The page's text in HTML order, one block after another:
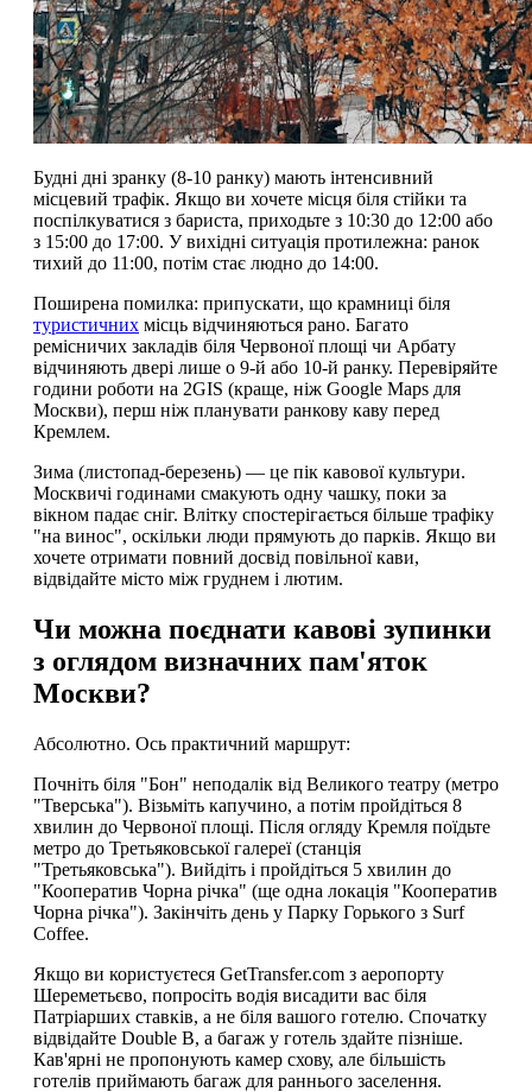
Будні дні зранку (8-10 ранку) мають інтенсивний
місцевий трафік. Якщо ви хочете місця біля стійки та
поспілкуватися з бариста, приходьте з 10:30 до 12:00 або
з 15:00 до 17:00. У вихідні ситуація протилежна: ранок
тихий до 11:00, потім стає людно до 14:00.
Поширена помилка: припускати, що крамниці біля
туристичних місць відчиняються рано. Багато
ремісничих закладів біля Червоної площі чи Арбату
відчиняють двері лише о 9-й або 10-й ранку. Перевіряйте
години роботи на 2GIS (краще, ніж Google Maps для
Москви), перш ніж планувати ранкову каву перед
Кремлем.
Зима (листопад-березень) — це пік кавової культури.
Москвичі годинами смакують одну чашку, поки за
вікном падає сніг. Влітку спостерігається більше трафіку
"на винос", оскільки люди прямують до парків. Якщо ви
хочете отримати повний досвід повільної кави,
відвідайте місто між груднем і лютим.
Чи можна поєднати кавові зупинки
з оглядом визначних пам'яток
Москви?
Абсолютно. Ось практичний маршрут:
Почніть біля "Бон" неподалік від Великого театру (метро
"Тверська"). Візьміть капучино, а потім пройдіться 8
хвилин до Червоної площі. Після огляду Кремля поїдьте
метро до Третьяковської галереї (станція
"Третьяковська"). Вийдіть і пройдіться 5 хвилин до
"Кооператив Чорна річка" (ще одна локація "Кооператив
Чорна річка"). Закінчіть день у Парку Горького з Surf
Coffee.
Якщо ви користуєтеся GetTransfer.com з аеропорту
Шереметьєво, попросіть водія висадити вас біля
Патріарших ставків, а не біля вашого готелю. Спочатку
відвідайте Double B, а багаж у готель здайте пізніше.
Кав'ярні не пропонують камер схову, але більшість
готелів приймають багаж для раннього заселення.